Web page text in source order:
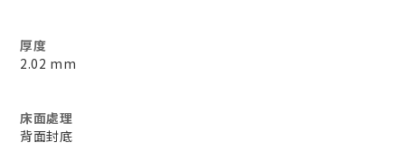
厚度
2.02 mm
床面處理
背面封底